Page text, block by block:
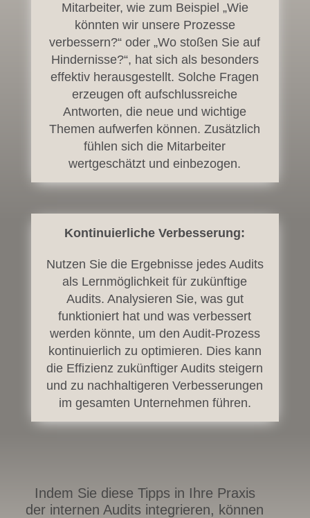
Mitarbeiter, wie zum Beispiel „Wie
könnten wir unsere Prozesse
verbessern?“ oder „Wo stoßen Sie auf
Hindernisse?“, hat sich als besonders
effektiv herausgestellt. Solche Fragen
erzeugen oft aufschlussreiche
Antworten, die neue und wichtige
Themen aufwerfen können. Zusätzlich
fühlen sich die Mitarbeiter
wertgeschätzt und einbezogen.
Kontinuierliche Verbesserung:
Nutzen Sie die Ergebnisse jedes Audits
als Lernmöglichkeit für zukünftige
Audits. Analysieren Sie, was gut
funktioniert hat und was verbessert
werden könnte, um den Audit-Prozess
kontinuierlich zu optimieren. Dies kann
die Effizienz zukünftiger Audits steigern
und zu nachhaltigeren Verbesserungen
im gesamten Unternehmen führen.
Indem Sie diese Tipps in Ihre Praxis
der internen Audits integrieren, können